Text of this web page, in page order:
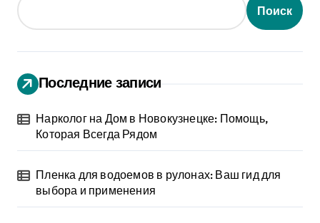
Поиск
Последние записи
Нарколог на Дом в Новокузнецке: Помощь,
Которая Всегда Рядом
Пленка для водоемов в рулонах: Ваш гид для
выбора и применения